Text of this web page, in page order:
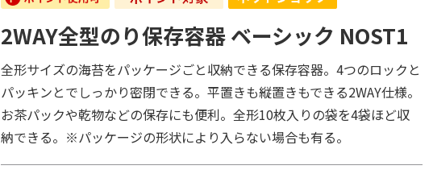
2WAY全型のり保存容器 ベーシック NOST1
全形サイズの海苔をパッケージごと収納できる保存容器。4つのロックと
パッキンとでしっかり密閉できる。平置きも縦置きもできる2WAY仕様。
お茶パックや乾物などの保存にも便利。全形10枚入りの袋を4袋ほど収
納できる。※パッケージの形状により入らない場合も有る。